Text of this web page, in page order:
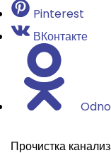
Pinterest
ВКонтакте
Прочистка